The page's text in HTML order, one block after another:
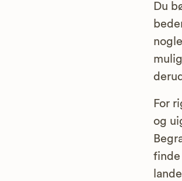
Du
For
og
finde